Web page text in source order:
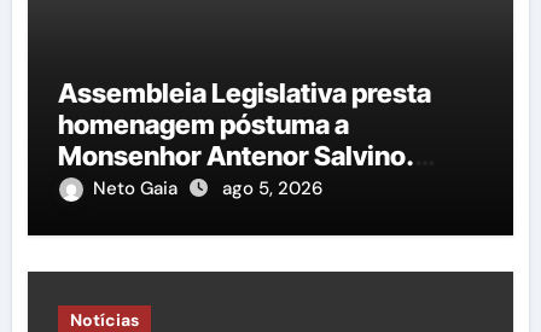
Assembleia Legislativa presta
homenagem póstuma a
Monsenhor Antenor Salvino.
Saiba mais!
Neto Gaia ago 5, 2026
Notícias